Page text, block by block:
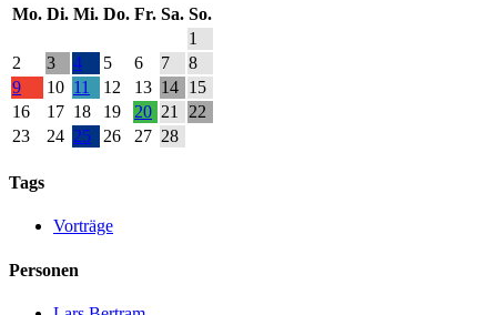
Mo. Di. Mi. Do. Fr. Sa. So.
1
2
3 4 5 6 7
8
9
10 11 12 13 14 15
16
17 18 19 20 21
22
23
24 25 26 27 28
Tags
Vorträge
Personen